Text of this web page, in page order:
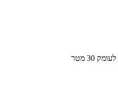
30 מטר